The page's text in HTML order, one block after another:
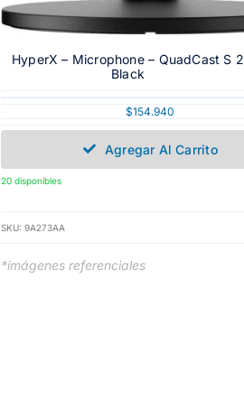
HyperX – Microphone – QuadCast S 2
Black
$154.940
Agregar Al Carrito
20 disponibles
SKU: 9A273AA
*imágenes referenciales